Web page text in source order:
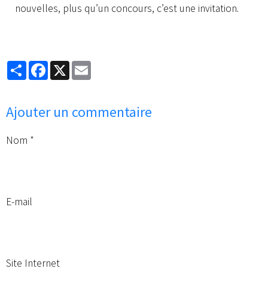
nouvelles, plus qu’un concours, c’est une invitation.
PartagerFacebook
X
Ajouter un commentaire
Nom
E-mail
Site Internet